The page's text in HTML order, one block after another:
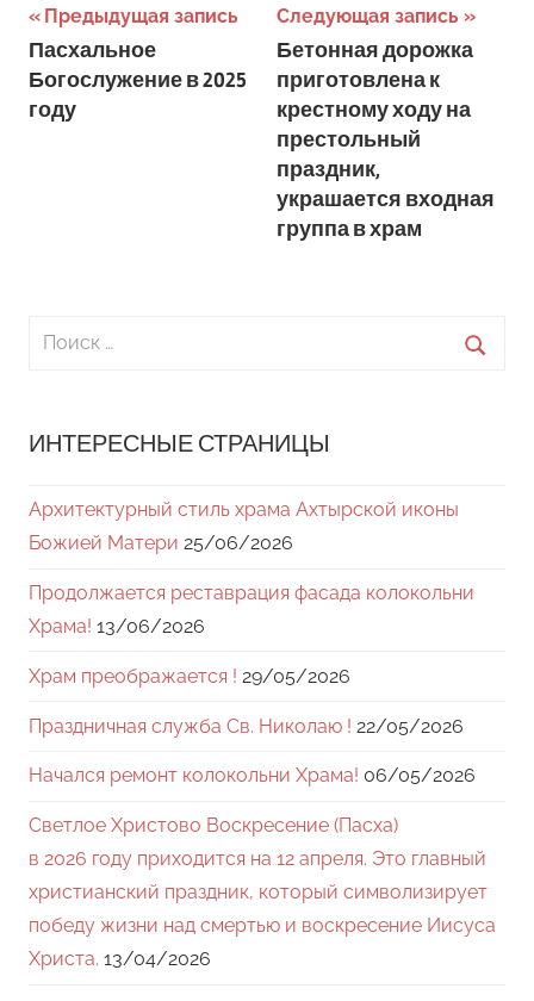
Навигация
по
записям
Предыдущая запись
Пасхальное
Богослужение в 2025
году
Следующая запись
Бетонная дорожка
приготовлена к
крестному ходу на
престольный
праздник,
украшается входная
группа в храм
Поиск
ИНТЕРЕСНЫЕ СТРАНИЦЫ
Архитектурный стиль храма Ахтырской иконы
Божией Матери 25/06/2026
Продолжается реставрация фасада колокольни
Храма! 13/06/2026
Храм преображается ! 29/05/2026
Праздничная служба Св. Николаю ! 22/05/2026
Начался ремонт колокольни Храма! 06/05/2026
Светлое Христово Воскресение (Пасха)
в 2026 году приходится на 12 апреля. Это главный
христианский праздник, который символизирует
победу жизни над смертью и воскресение Иисуса
Христа. 13/04/2026